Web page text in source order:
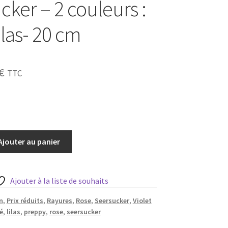
– 2 couleurs :
20 cm
Le
est :
1,60 €.
TTC
au panier
Ajouter à la liste de souhaits
, Prix réduits, Rayures, Rose, Seersucker, Violet
, lilas, preppy, rose, seersucker